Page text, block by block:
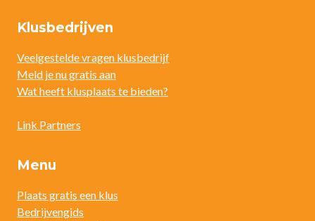
Klusbedrijven
Veelgestelde vragen klusbedrijf
Meld je nu gratis aan
Wat heeft klusplaats te bieden?
Link Partners
Menu
Plaats gratis een klus
Bedrijvengids